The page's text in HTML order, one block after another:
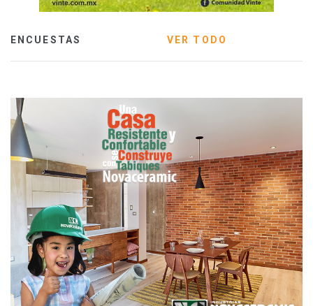
ENCUESTAS VER TODO